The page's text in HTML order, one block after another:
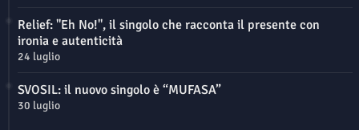
Relief: "Eh No!", il singolo che racconta il presente con
ironia e autenticità
24 luglio
SVOSIL: il nuovo singolo è “MUFASA”
30 luglio